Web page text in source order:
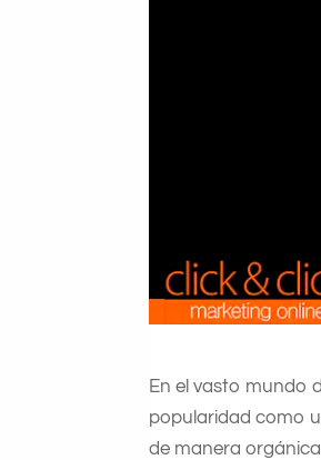
En el vasto mundo
popularidad como
de manera